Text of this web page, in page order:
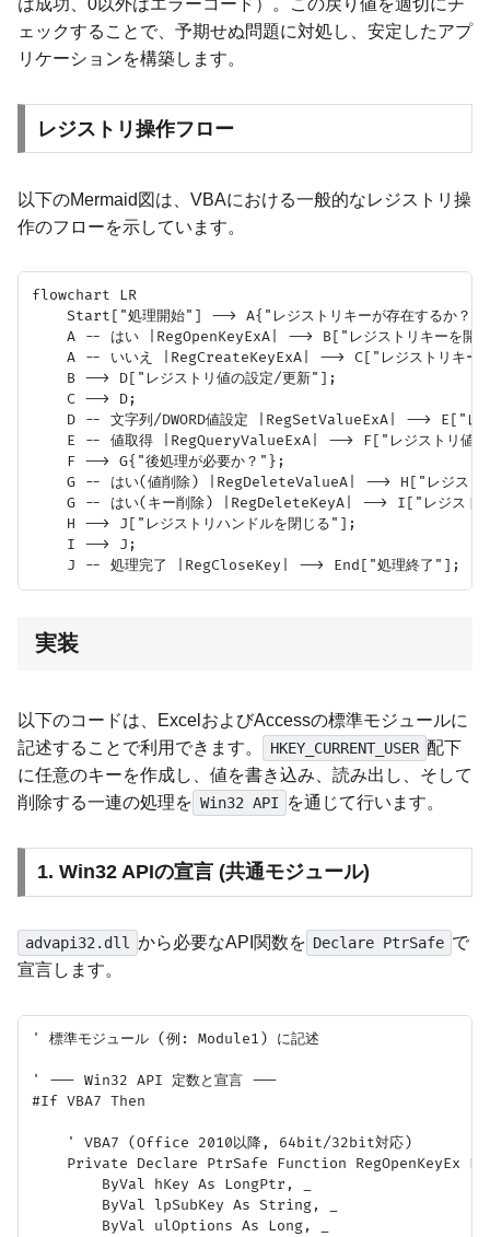
は成功、0以外はエラーコード）。この戻り値を適切にチ
ェックすることで、予期せぬ問題に対処し、安定したアプ
リケーションを構築します。
レジストリ操作フロー
以下のMermaid図は、VBAにおける一般的なレジストリ操
作のフローを示しています。
flowchart LR
Start["処理開始"] --> A{"レジストリキーが存在するか？
A -- はい |RegOpenKeyExA| --> B["レジストリキーを開
A -- いいえ |RegCreateKeyExA| --> C["レジストリキー
    B --> D["レジストリ値の設定/更新"];
    C --> D;
D -- 文字列/DWORD値設定 |RegSetValueExA| --> E["レジ
E -- 値取得 |RegQueryValueExA| --> F["レジストリ値の
    F --> G{"後処理が必要か？"};
G -- はい(値削除) |RegDeleteValueA| --> H["レジスト
G -- はい(キー削除) |RegDeleteKeyA| --> I["レジスト
    H --> J["レジストリハンドルを閉じる"];
    I --> J;
実装
以下のコードは、ExcelおよびAccessの標準モジュールに
記述することで利用できます。
HKEY_CURRENT_USER 配下
に任意のキーを作成し、値を書き込み、読み出し、そして
削除する一連の処理を Win32 API を通じて行います。
1. Win32 APIの宣言 (共通モジュール)
advapi32.dll から必要なAPI関数を Declare PtrSafe で
宣言します。
' 標準モジュール (例: Module1) に記述
' --- Win32 API 定数と宣言 ---
#If VBA7 Then
    ' VBA7 (Office 2010以降, 64bit/32bit対応)
Private Declare PtrSafe Function RegOpenKeyEx
        ByVal hKey As LongPtr, _
        ByVal lpSubKey As String, _
        ByVal ulOptions As Long, _